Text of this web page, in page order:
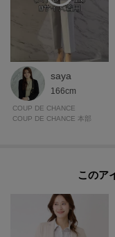
saya
166cm
COUP DE CHANCE
COUP DE CHANCE 本部
このア